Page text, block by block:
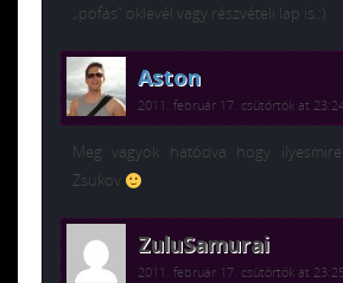
„pofás” oklevél vagy részvételi lap is.:)
Aston
2011. február 17. csütörtök at
Meg vagyok hatódva hogy
Zsukov
ZuluSamurai
2011. február 17. csütörtök at